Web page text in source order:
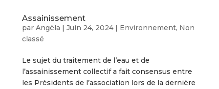
Assainissement
par Angèla | Juin 24, 2024| Environnement, Non
classé
Le sujet du traitement de l’eau et de
l’assainissement collectif a fait consensus entre
les Présidents de l’association lors de la dernière